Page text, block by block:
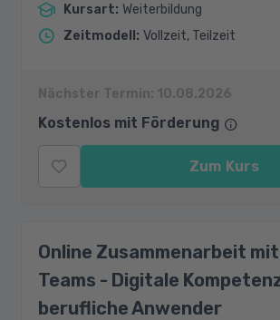
Kursart: Weiterbildung
Zeitmodell : Vollzeit, Teilzeit
Nächster Termin: 10.08.2026
Kostenlos mit Förderung
Zum Kurs
Online Zusammenarbeit
Teams - Digitale
berufliche Anwender